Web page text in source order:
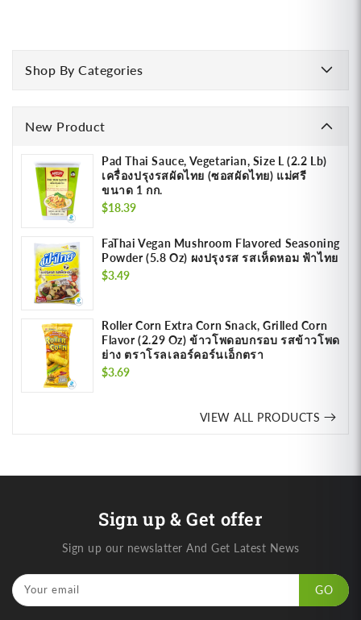
Shop By Categories
New Product
Pad Thai Sauce, Vegetarian, Size L (2.2 Lb)
เครื่องปรุงรสผัดไทย (ซอสผัดไทย) แม่ศรี
ขนาด 1 กก.
Regular
$18.39
FaThai Vegan Mushroom Flavored Seasoning
Powder (5.8 Oz) ผงปรุงรส รสเห็ดหอม ฟ้าไทย
Regular
$3.49
Roller Corn Extra Corn Snack, Grilled Corn
Flavor (2.29 Oz) ข้าวโพดอบกรอบ รสข้าวโพด
ย่าง ตราโรลเลอร์คอร์นเอ็กตรา
Regular
$3.69
VIEW ALL PRODUCTS
Sign up & Get offer
Sign up our newslatter And Get Latest News
Your email GO